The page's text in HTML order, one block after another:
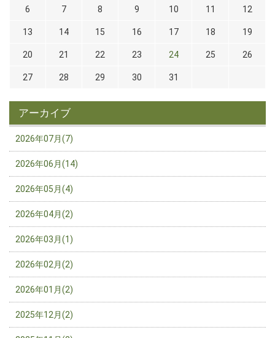
6 7 8 9 10 11 12
13 14 15 16 17 18 19
20 21 22 23 24 25 26
27 28 29 30 31
アーカイブ
2026年07月(7)
2026年06月(14)
2026年05月(4)
2026年04月(2)
2026年03月(1)
2026年02月(2)
2026年01月(2)
2025年12月(2)